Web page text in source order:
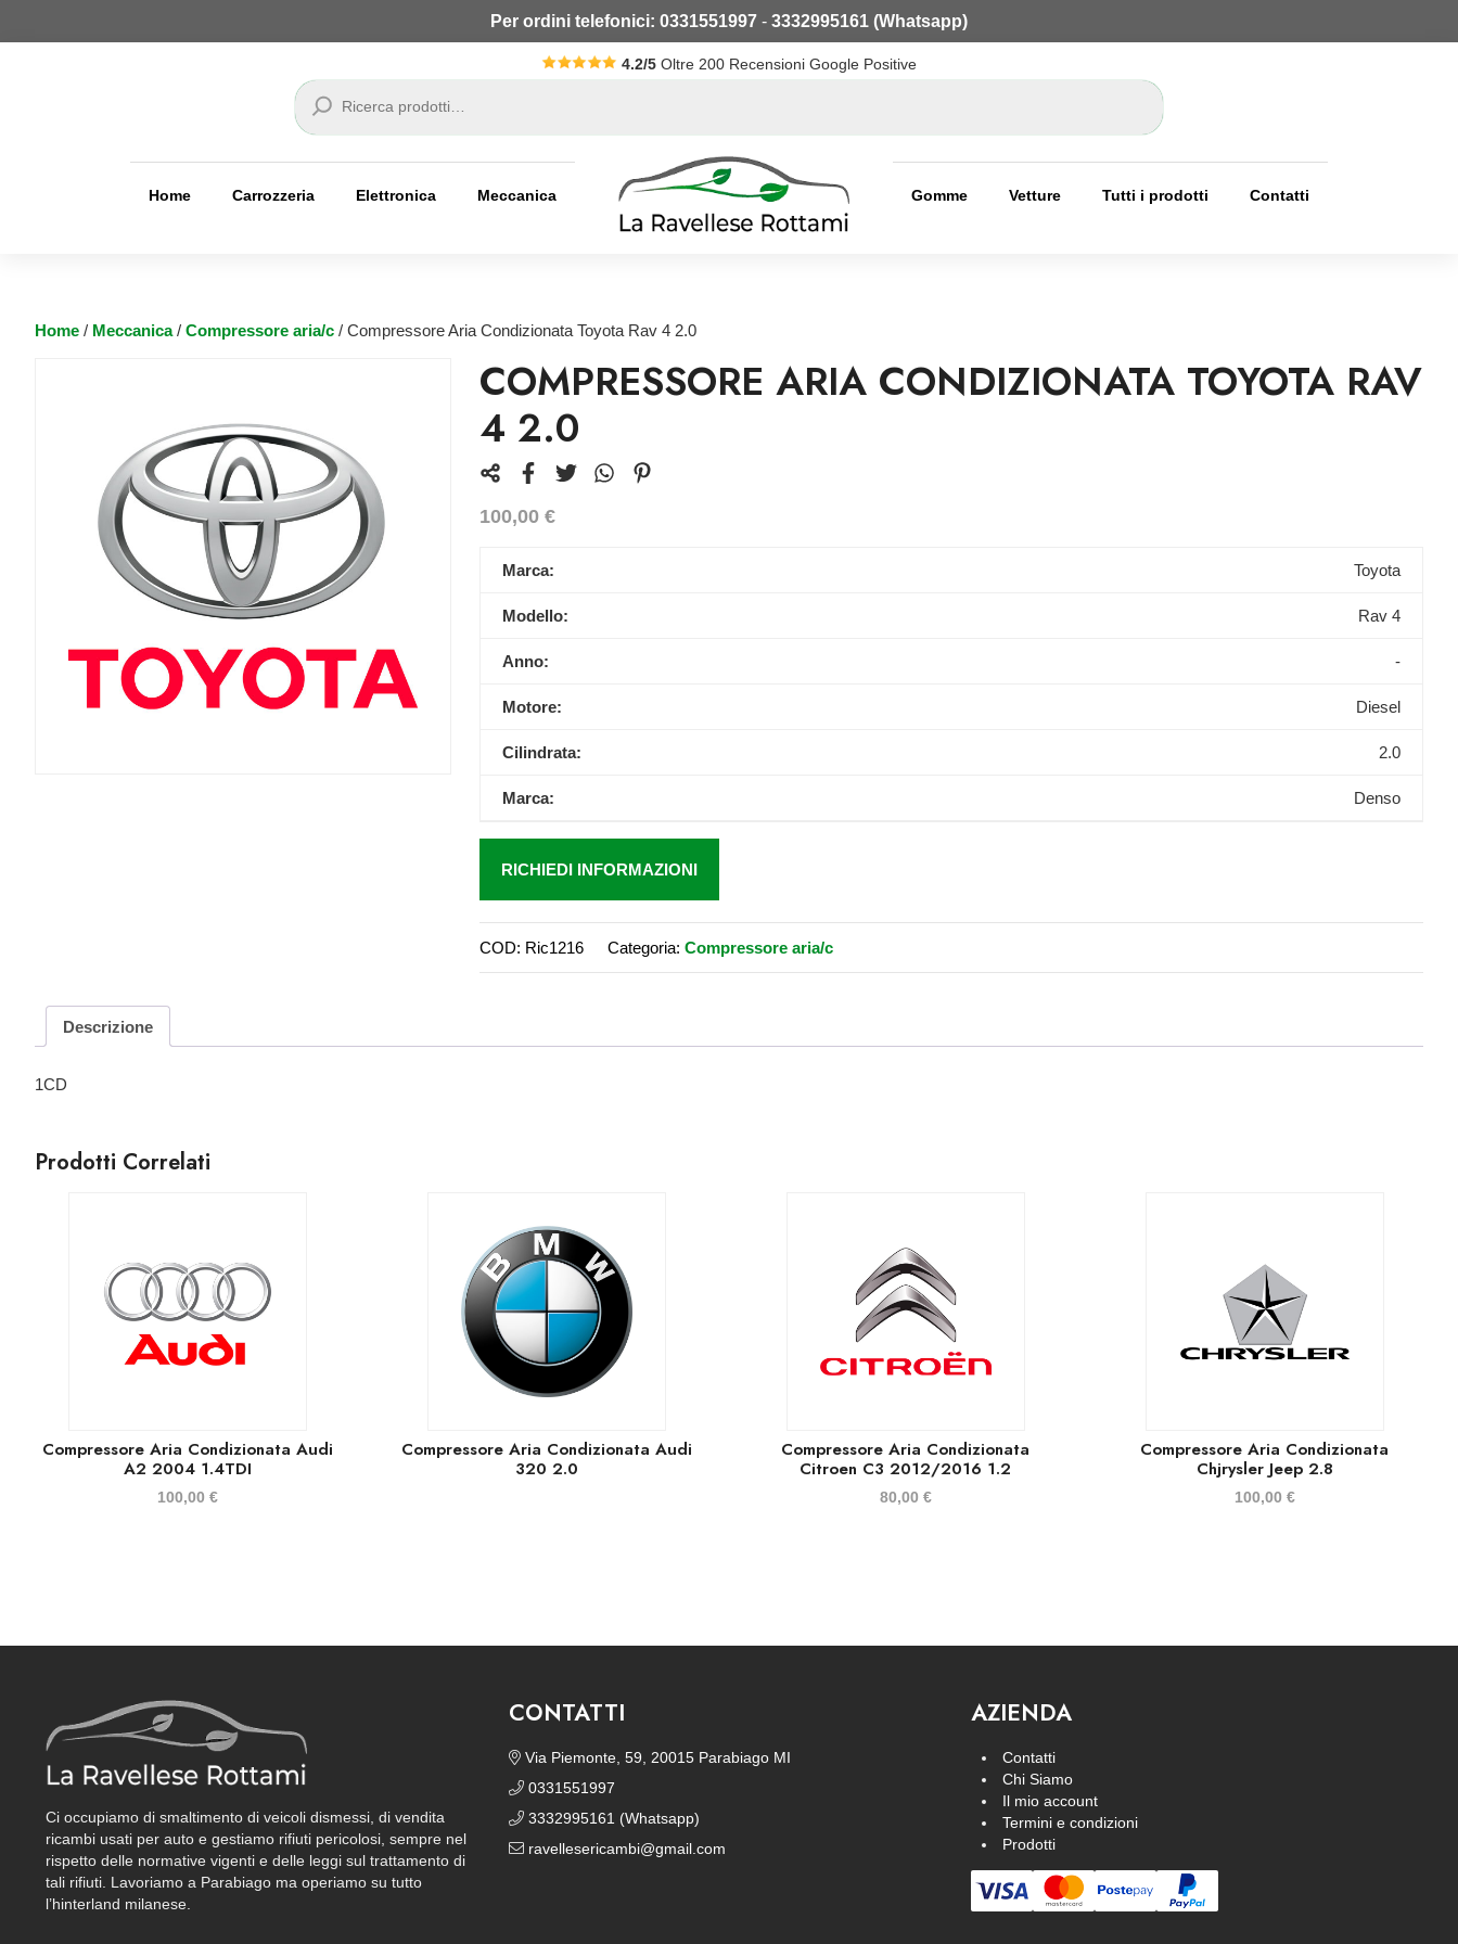
Per ordini telefonici: 0331551997 - 3332995161 (Whatsapp)
4.2/5 Oltre 200 Recensioni Google Positive
Cerca
Home Carrozzeria Elettronica Meccanica Gomme Vetture Tutti i prodotti Contatti
Home / Meccanica/ Compressore aria/c / Compressore Aria Condizionata Toyota Rav 4 2.0
COMPRESSORE ARIA CONDIZIONATA TOYOTA RAV
4 2.0
100,00 €
Marca: Toyota
Modello: Rav 4
Anno: -
Motore: Diesel
Cilindrata: 2.0
Marca: Denso
RICHIEDI INFORMAZIONI
COD: Ric1216 Categoria: Compressore aria/c
Descrizione
1CD
Prodotti Correlati
Compressore Aria Condizionata Audi
A2 2004 1.4TDI
100,00€
Compressore Aria Condizionata Audi
320 2.0
Compressore Aria Condizionata
Citroen C3 2012/2016 1.2
80,00 €
Compressore Aria Condizionata
Chjrysler Jeep 2.8
100,00 €
Ci occupiamo di smaltimento di veicoli dismessi, di vendita
ricambi usati per auto e gestiamo rifiuti pericolosi, sempre nel
rispetto delle normative vigenti e delle leggi sul trattamento di
tali rifiuti. Lavoriamo a Parabiago ma operiamo su tutto
l’hinterland milanese.
CONTATTI
Via Piemonte, 59, 20015 Parabiago MI
0331551997
3332995161 (Whatsapp)
ravellesericambi@gmail.com
AZIENDA
Contatti
Chi Siamo
Il mio account
Termini e condizioni
Prodotti